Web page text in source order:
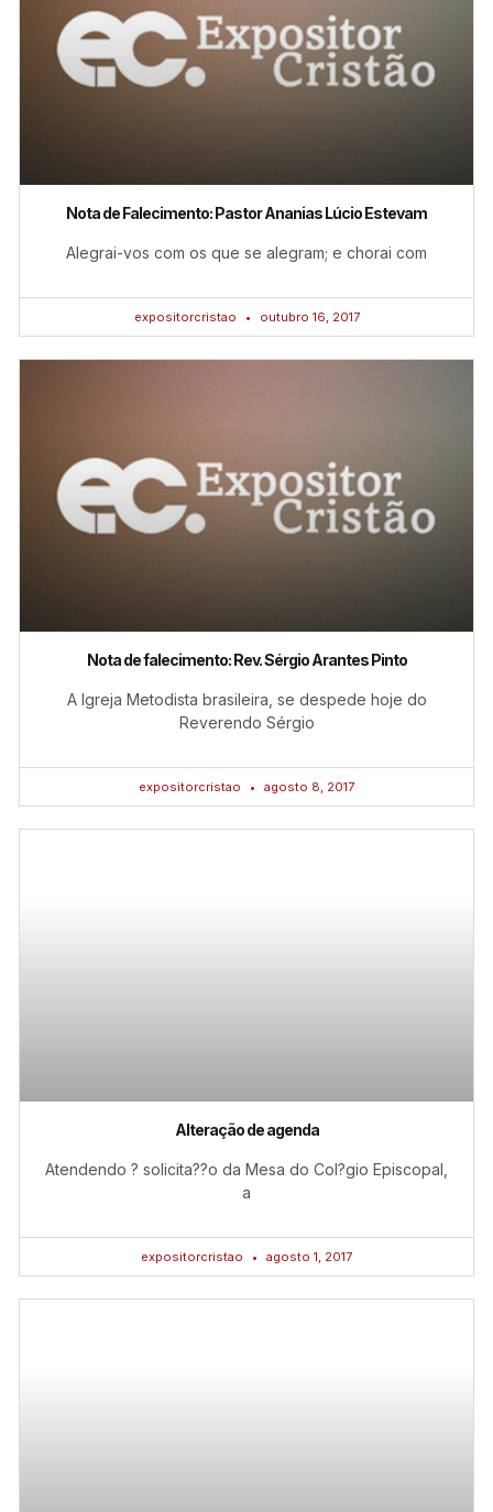
Nota de Falecimento: Pastor Ananias Lúcio Estevam
Alegrai-vos com os que se alegram; e chorai com
expositorcristao outubro 16, 2017
Nota de falecimento: Rev. Sérgio Arantes Pinto
A Igreja Metodista brasileira, se despede hoje do
Reverendo Sérgio
expositorcristao agosto 8, 2017
Alteração de agenda
Atendendo ? solicita??o da Mesa do Col?gio Episcopal,
a
expositorcristao agosto 1, 2017